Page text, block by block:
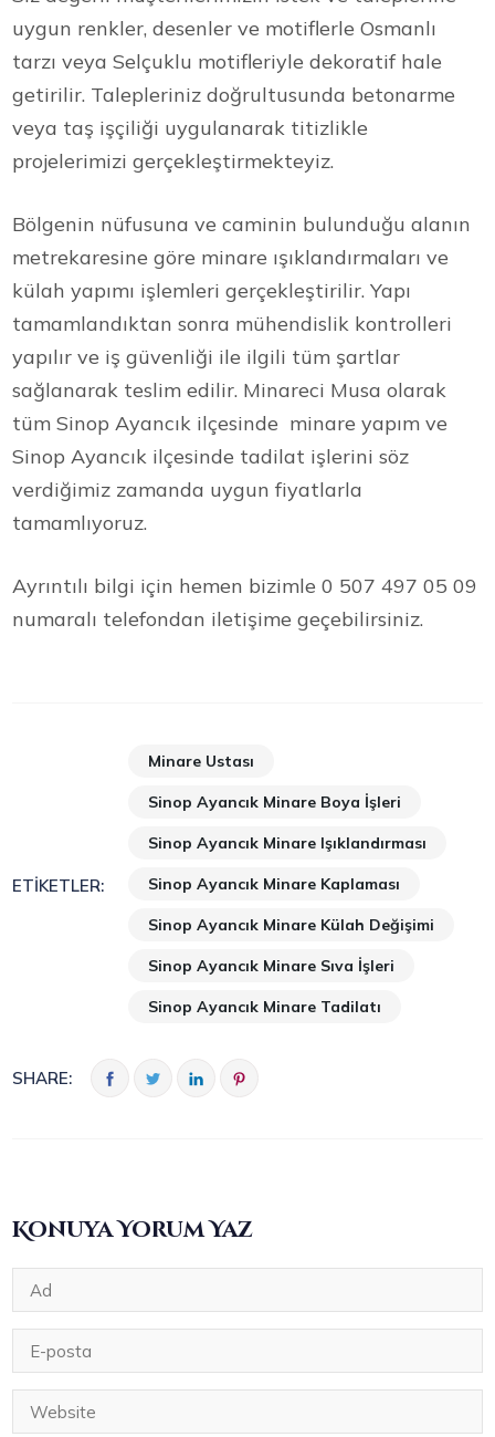
uygun renkler, desenler ve motiflerle Osmanlı
tarzı veya Selçuklu motifleriyle dekoratif hale
getirilir. Talepleriniz doğrultusunda betonarme
veya taş işçiliği uygulanarak titizlikle
projelerimizi gerçekleştirmekteyiz.
Bölgenin nüfusuna ve caminin bulunduğu alanın
metrekaresine göre minare ışıklandırmaları ve
külah yapımı işlemleri gerçekleştirilir. Yapı
tamamlandıktan sonra mühendislik kontrolleri
yapılır ve iş güvenliği ile ilgili tüm şartlar
sağlanarak teslim edilir. Minareci Musa olarak
tüm Sinop Ayancık ilçesinde minare yapım ve
Sinop Ayancık ilçesinde tadilat işlerini söz
verdiğimiz zamanda uygun fiyatlarla
tamamlıyoruz.
Ayrıntılı bilgi için hemen bizimle 0 507 497 05 09
numaralı telefondan iletişime geçebilirsiniz.
ETIKETLER:
Minare Ustası
Sinop Ayancık Minare Boya İşleri
Sinop Ayancık Minare Işıklandırması
Sinop Ayancık Minare Kaplaması
Sinop Ayancık Minare Külah Değişimi
Sinop Ayancık Minare Sıva İşleri
Sinop Ayancık Minare Tadilatı
SHARE:
Konuya Yorum Yaz